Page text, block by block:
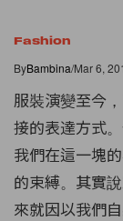
Fashion
ByBambina/Mar 6,
服裝演變至今
接的表達方式
我們在這一塊
的束縛。其實
來就因以我們